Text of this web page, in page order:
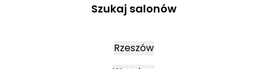
Szukaj salonów
Rzeszów